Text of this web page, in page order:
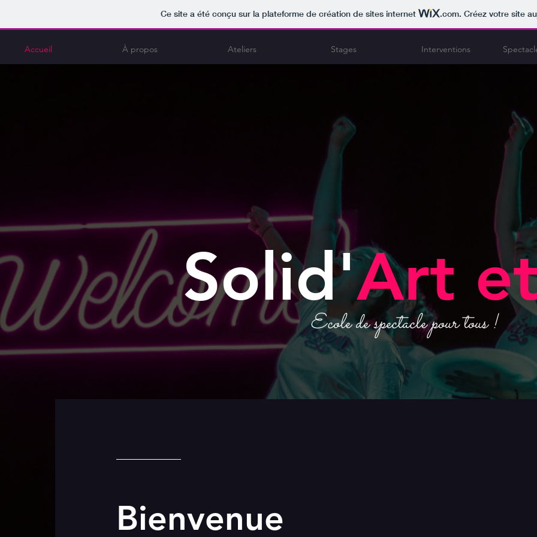
Ce site a été conçu sur la plateforme de création de sites internet .com. Créez votre site
Accueil À propos Ateliers Stages Interventions
Solid'Art
Ecole de spectacle pour tous !
Bienvenue